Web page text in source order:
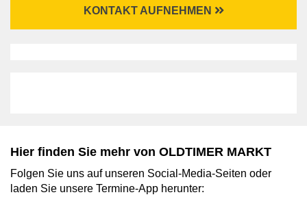
KONTAKT AUFNEHMEN
Hier finden Sie mehr von OLDTIMER MARKT
Folgen Sie uns auf unseren Social-Media-Seiten oder
laden Sie unsere Termine-App herunter: